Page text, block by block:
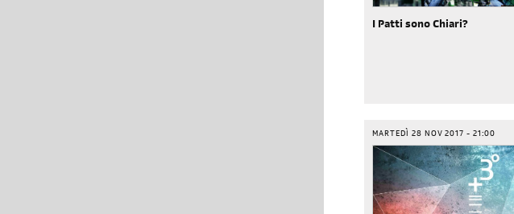
I Patti sono Chiari?
MARTEDÌ 28 NOV 2017 - 21:00